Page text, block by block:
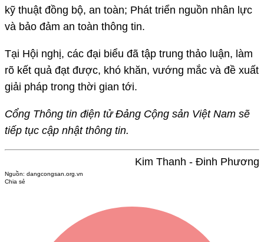
kỹ thuật đồng bộ, an toàn; Phát triển nguồn nhân lực
và bảo đảm an toàn thông tin.
Tại Hội nghị, các đại biểu đã tập trung thảo luận, làm
rõ kết quả đạt được, khó khăn, vướng mắc và đề xuất
giải pháp trong thời gian tới.
Cổng Thông tin điện tử Đảng Cộng sản Việt Nam sẽ
tiếp tục cập nhật thông tin.
Kim Thanh - Đinh Phương
Nguồn: dangcongsan.org.vn
Chia sẻ